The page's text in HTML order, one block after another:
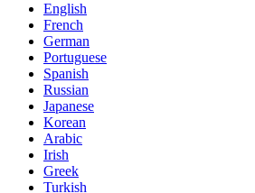
English
French
German
Portuguese
Spanish
Russian
Japanese
Korean
Arabic
Irish
Greek
Turkish